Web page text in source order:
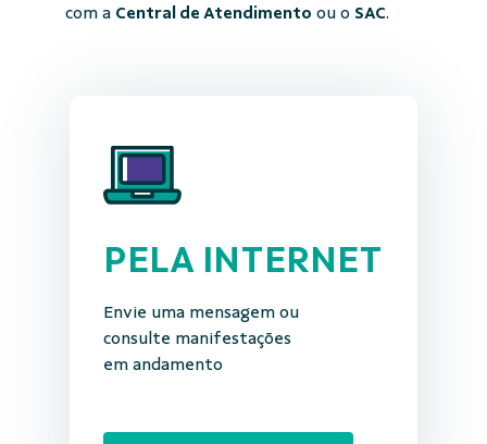
com a Central de Atendimento ou o SAC.
PELA INTERNET
Envie uma mensagem ou
consulte manifestações
em andamento